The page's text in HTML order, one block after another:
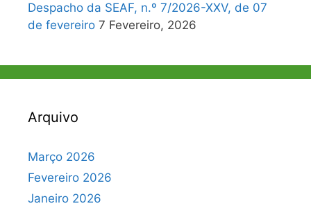
Despacho da SEAF, n.º 7/2026-XXV, de 07
de fevereiro 7 Fevereiro, 2026
Arquivo
Março 2026
Fevereiro 2026
Janeiro 2026